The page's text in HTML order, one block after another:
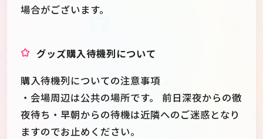
場合がございます。
グッズ購入待機列について
購入待機列についての注意事項
・会場周辺は公共の場所です。 前日深夜からの徹
夜待ち・早朝からの待機は近隣へのご迷惑となり
ますのでお止めください。